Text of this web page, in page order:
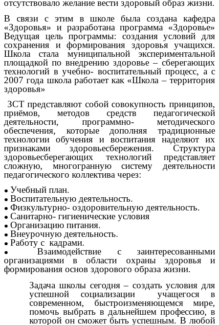
отсутствовало желание вести здоровый образ жизни.
В связи с этим в школе была создана кафедра
«Здоровья» и разработана программа «Здоровье»
Ведущая цель программы: создания условий для
сохранения и формирования здоровья учащихся.
Школа стала муниципальной экспериментальной
площадкой по внедрению здоровье – сберегающих
технологий в учебно- воспитательный процесс, а с
2007 года школа работает как «Школа – территория
здоровья»
ЗСТ представляют собой совокупность принципов,
приёмов, методов средств педагогической
деятельности, программно- методического
обеспечения, которые дополняя традиционные
технологии обучения и воспитания наделяют их
признаками здоровьесбережения. Структура
здоровьесберегающих технологий представляет
сложную, многогранную систему деятельности
педагогического коллектива через:
Учебный план.
Воспитательную деятельность.
Физкультурно- оздоровительную деятельность.
Санитарно- гигиенические условия
Организацию питания.
Внеурочную деятельность.
Работу с кадрами.
Взаимодействие с заинтересованными
организациями в области охраны здоровья и
формирования основ здорового образа жизни.
Задача школы сегодня – создать условия для
успешной социализации учащегося в
современном, быстроизменяющемся мире,
помочь выбрать в дальнейшем профессию, в
которой он сможет быть успешным. В любой